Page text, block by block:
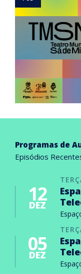
Programas de
Episódios
12
DEZ
05
DEZ